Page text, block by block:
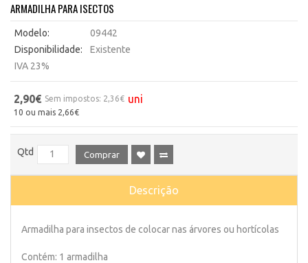
ARMADILHA PARA ISECTOS
Modelo:
09442
Disponibilidade:
Existente
IVA 23%
2,90€ Sem impostos: 2,36€ uni
10 ou mais 2,66€
Qtd Comprar
Descrição
Armadilha para insectos de colocar nas árvores ou hortícolas
Contém: 1 armadilha